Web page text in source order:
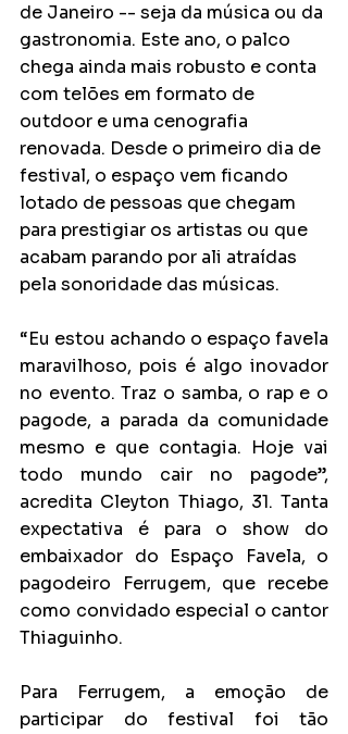
de Janeiro -- seja da música ou da
gastronomia. Este ano, o palco
chega ainda mais robusto e conta
com telões em formato de
outdoor e uma cenografia
renovada. Desde o primeiro dia de
festival, o espaço vem ficando
lotado de pessoas que chegam
para prestigiar os artistas ou que
acabam parando por ali atraídas
pela sonoridade das músicas.
“Eu estou achando o espaço favela
maravilhoso, pois é algo inovador
no evento. Traz o samba, o rap e o
pagode, a parada da comunidade
mesmo e que contagia. Hoje vai
todo mundo cair no pagode”,
acredita Cleyton Thiago, 31. Tanta
expectativa é para o show do
embaixador do Espaço Favela, o
pagodeiro Ferrugem, que recebe
como convidado especial o cantor
Thiaguinho.
Para Ferrugem, a emoção de
participar do festival foi tão